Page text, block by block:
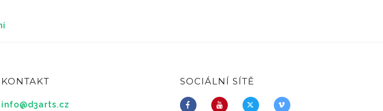
KONTAKT
info@d3arts.cz
SOCIÁLNÍ SÍTĚ